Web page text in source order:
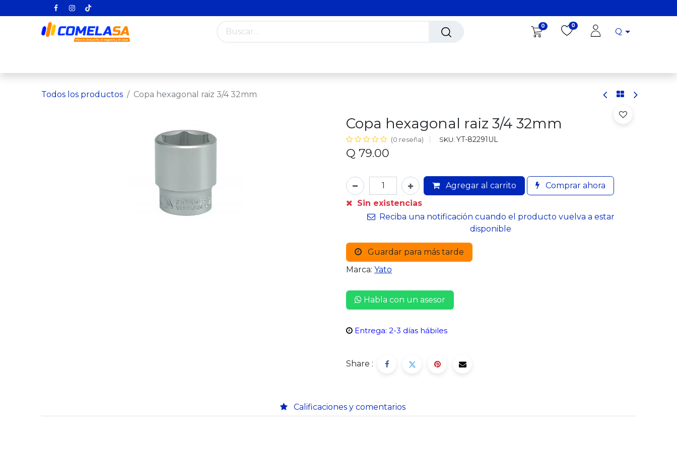
0 0
Q
Todos los productos Copa hexagonal raiz 3/4 32mm
Copa hexagonal raiz 3/4 32mm
(0 reseña) SKU: YT-82291UL
Q 79.00
Agregar al carrito
Comprar ahora
Sin existencias
Reciba una notificación cuando el producto vuelva a estar
disponible
Guardar para más tarde
Marca: Yato
Habla con un asesor
Entrega: 2-3 días hábiles
Share :
Calificaciones y comentarios